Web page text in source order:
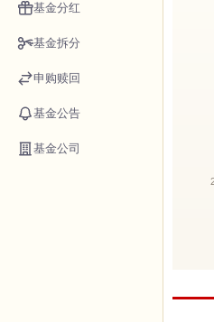
基金分红
基金拆分
申购赎回
基金公告
基金公司